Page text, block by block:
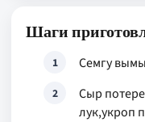
Шаги
1 Семгу
2
Сыр
лук,укроп